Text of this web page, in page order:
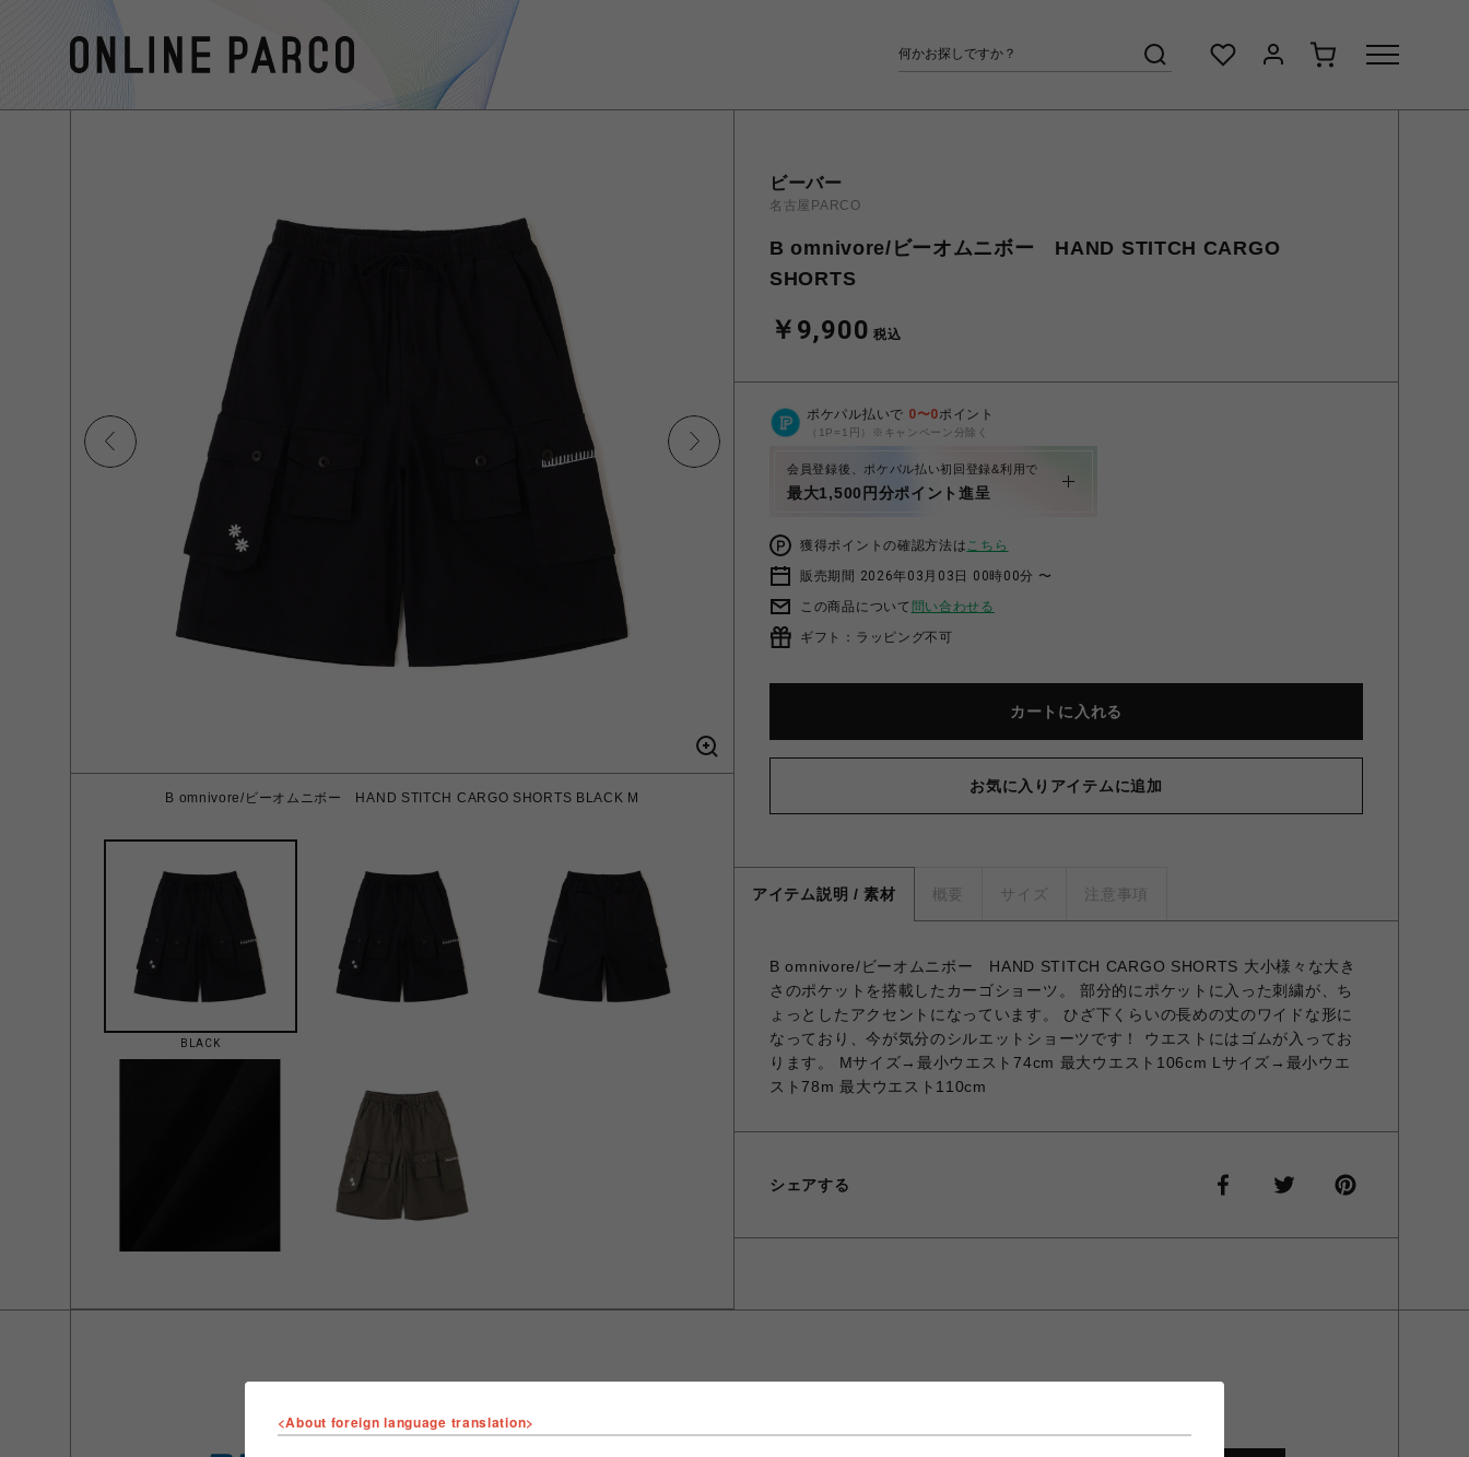
B omnivore/ビーオムニボー HAND STITCH CARGO SHORTS BLACK M
BLACK
ビーバー
名古屋PARCO
B omnivore/ビーオムニボー HAND STITCH CARGO
SHORTS
￥9,900 税込
ポケパル払いで 0〜0ポイント
（1P=1円）※キャンペーン分除く
会員登録後、ポケパル払い初回登録&利用で
最大1,500円分ポイント進呈
獲得ポイントの確認方法はこちら
販売期間 2026年03月03日 00時00分 〜
この商品について 問い合わせる
ギフト：ラッピング不可
カートに入れる
お気に入りアイテムに追加
アイテム説明 / 素材 概要 サイズ 注意事項
B omnivore/ビーオムニボー HAND STITCH CARGO SHORTS 大小様々な大き
さのポケットを搭載したカーゴショーツ。 部分的にポケットに入った刺繍が、ち
ょっとしたアクセントになっています。 ひざ下くらいの長めの丈のワイドな形に
なっており、今が気分のシルエットショーツです！ ウエストにはゴムが入ってお
ります。 Mサイズ→最小ウエスト74cm 最大ウエスト106cm Lサイズ→最小ウエ
スト78m 最大ウエスト110cm
シェアする
ショップ名
<About foreign language translation>